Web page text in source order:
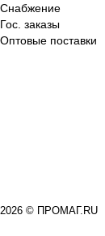
Снабжение
Гос. заказы
Оптовые поставки
2026 © ПРОМАГ.RU